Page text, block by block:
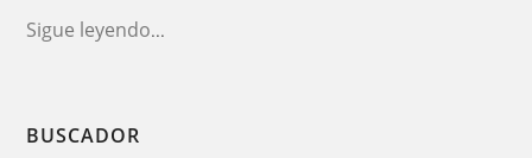
Sigue leyendo...
BUSCADOR